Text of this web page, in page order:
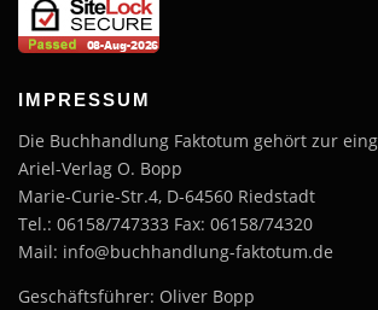
IMPRESSUM
Die Buchhandlung Faktotum gehört zur
Ariel-Verlag O. Bopp
Marie-Curie-Str.4, D-64560 Riedstadt
Tel.: 06158/747333 Fax: 06158/74320
Mail: info@buchhandlung-faktotum.de
Geschäftsführer: Oliver Bopp